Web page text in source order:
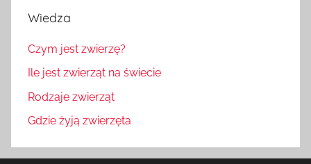
Wiedza
Czym jest zwierzę?
Ile jest zwierząt na świecie
Rodzaje zwierząt
Gdzie żyją zwierzęta